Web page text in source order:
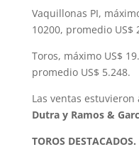
Vaquillonas PI,
10200, promedio US$
Toros, máximo US$
promedio US$ 5.248.
Las ventas estuvieron
Dutra y Ramos &
TOROS DESTACADOS.